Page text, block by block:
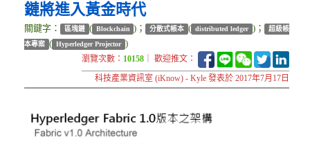
鏈將進入黃金時代
關鍵字： 區塊鏈 ( Blockchain )； 分散式帳本 ( distributed ledger )；
超級帳
本專案 ( Hyperledger Projector )
瀏覽次數： 10158 ｜ 歡迎推文：
科技產業資訊室 (iKnow) - Kyle 發表於 2017年7月17日